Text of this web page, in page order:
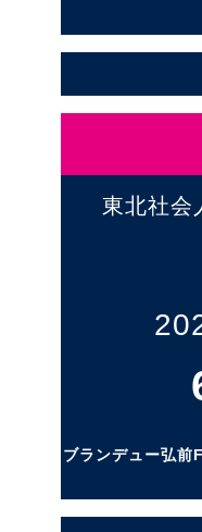
東北社会
ブランデュー弘